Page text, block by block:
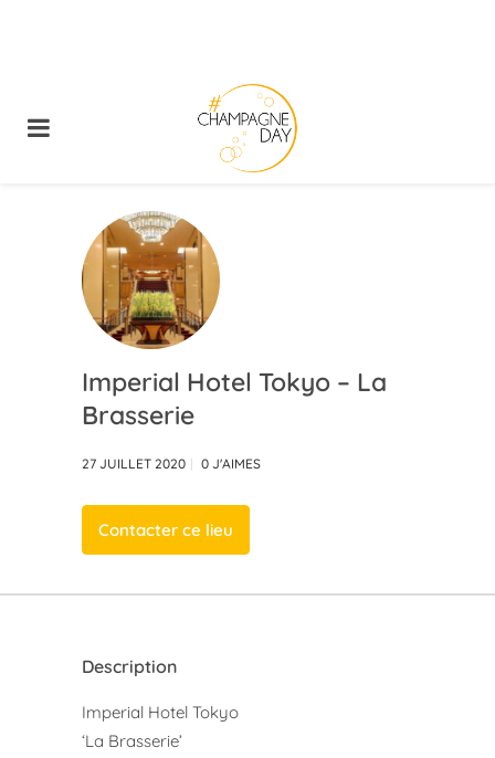
Imperial Hotel Tokyo – La
Brasserie
27 JUILLET 2020 0 J'AIMES
Contacter ce lieu
Description
Imperial Hotel Tokyo
‘La Brasserie’